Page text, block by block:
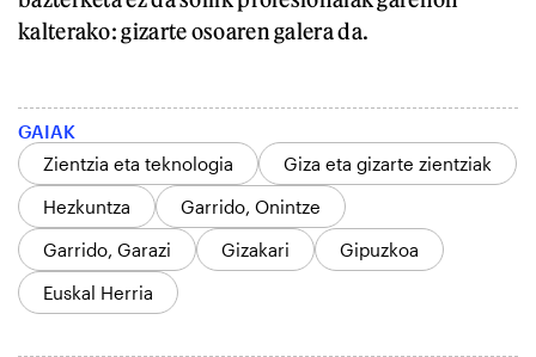
kalterako: gizarte osoaren galera da.
GAIAK
Zientzia eta teknologia
Giza eta gizarte zientziak
Hezkuntza
Garrido, Onintze
Garrido, Garazi
Gizakari
Gipuzkoa
Euskal Herria